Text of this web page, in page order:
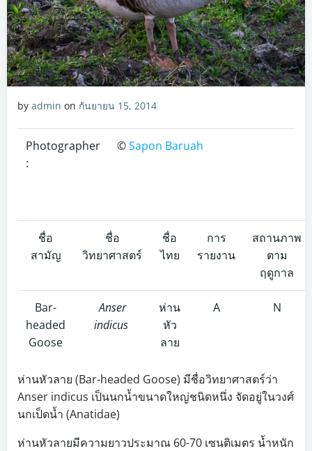
by admin on กันยายน 15, 2014
Photographer
:
©Sapon Baruah
ชื่อ
สามัญ
ชื่อ
วิทยาศาสตร์
ชื่อ
ไทย
การ
รายงาน
สถานภาพ
ตาม
ฤดูกาล
Bar-
headed
Goose
Anser
indicus
ห่าน
หัว
ลาย
A N
ห่านหัวลาย (Bar-headed Goose) มีชื่อวิทยาศาสตร์ว่า
Anser indicus เป็นนกน้ำขนาดใหญ่ชนิดหนึ่ง จัดอยู่ในวงศ์
นกเป็ดน้ำ (Anatidae)
ห่านหัวลายมีความยาวประมาณ 60-70 เซนติเมตร น้ำหนัก